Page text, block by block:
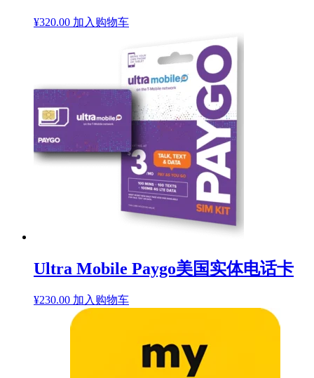
¥320.00 加入购物车
Ultra Mobile Paygo美国实体电话卡
¥230.00 加入购物车